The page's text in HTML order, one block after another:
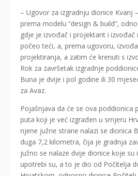
– Ugovor za izgradnju dionice Kvanj
prema modelu “design & build”,
gdje je izvođač i projektant i izvođač
počeo teći, a, prema ugovoru,
projektiranja, a zatim će krenuti s
Rok za završetak izgradnje
Buna je dvije i pol godine ili 30
za Avaz.
Pojašnjava da će se ova poddionica
puta koji je već izgrađen u smjeru
njene južne strane nalazi se dionica
duga 7,2 kilometra, čija je gradnja
južno se nalaze dvije dionice koje su
upotrebi su, a to je dio od Počitelja